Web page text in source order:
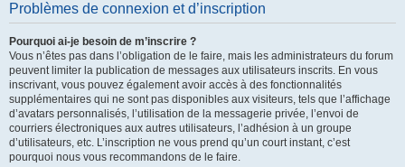
Problèmes de connexion et d’inscription
Pourquoi ai-je besoin de m’inscrire ?
Vous n’êtes pas dans l’obligation de le faire, mais les administrateurs du forum
peuvent limiter la publication de messages aux utilisateurs inscrits. En vous
inscrivant, vous pouvez également avoir accès à des fonctionnalités
supplémentaires qui ne sont pas disponibles aux visiteurs, tels que l’affichage
d’avatars personnalisés, l’utilisation de la messagerie privée, l’envoi de
courriers électroniques aux autres utilisateurs, l’adhésion à un groupe
d’utilisateurs, etc. L’inscription ne vous prend qu’un court instant, c’est
pourquoi nous vous recommandons de le faire.